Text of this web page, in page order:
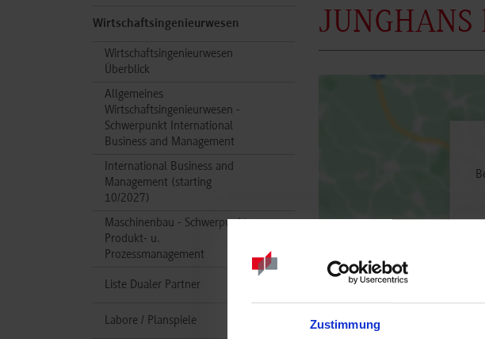
Zustimmung
Wirtschaftsingenieurwesen
Wirtschaftsingenieurwesen
Überblick
Allgemeines
Wirtschaftsingenieurwesen -
Schwerpunkt International
Business and Management
International Business and
Management (starting
10/2027)
Maschinenbau - Schwerpunkt
Produkt- u.
Prozessmanagement
Liste Dualer Partner
Labore / Planspiele